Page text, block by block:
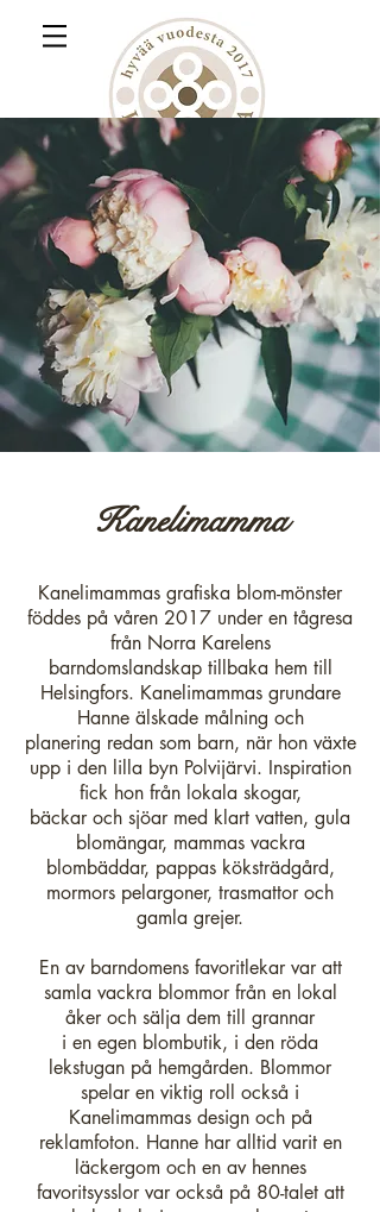
Kanelimamma
Kanelimammas grafiska blom-mönster
föddes på våren 2017 under en tågresa
från Norra Karelens
barndomslandskap tillbaka hem till
Helsingfors. Kanelimammas grundare
Hanne älskade målning och
planering redan som barn, när hon växte
upp i den lilla byn Polvijärvi. Inspiration
fick hon från lokala skogar,
bäckar och sjöar med klart vatten, gula
blomängar, mammas vackra
blombäddar, pappas köksträdgård,
mormors pelargoner, trasmattor och
gamla grejer.
En av barndomens favoritlekar var att
samla vackra blommor från en lokal
åker och sälja dem till grannar
i en egen blombutik, i den röda
lekstugan på hemgården. Blommor
spelar en viktig roll också i
Kanelimammas design och på
reklamfoton. Hanne har alltid varit en
läckergom och en av hennes
favoritsysslor var också på 80-talet att